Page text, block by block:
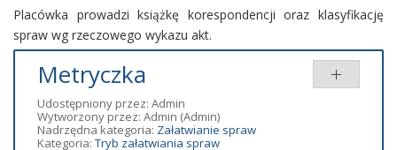
Placówka prowadzi książkę korespondencji oraz klasyfikację
spraw wg rzeczowego wykazu akt.
Metryczka
Udostępniony przez: Admin
Wytworzony przez: Admin (Admin)
Nadrzędna kategoria: Załatwianie spraw
Kategoria: Tryb załatwiania spraw